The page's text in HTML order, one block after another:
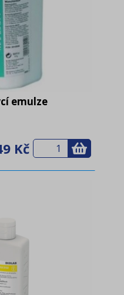
emulze
Kč